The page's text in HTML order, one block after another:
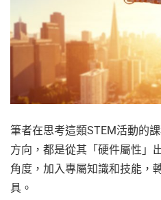
筆者在思考這類STEM活動的
方向，都是從其「硬件屬性」
角度，加入專屬知識和技能，
具。